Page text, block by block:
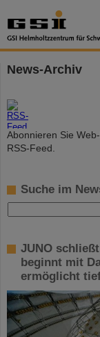
News-Archiv
Abonnieren Sie
RSS-Feed.
Suche im
JUNO
beginnt mit
ermöglicht